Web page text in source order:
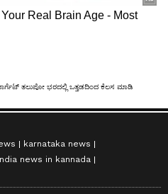
karnataka news
news in kannada